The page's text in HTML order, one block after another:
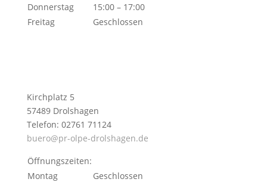
Donnerstag
15:00 – 17:00
Freitag
Geschlossen
Kirchplatz 5
57489 Drolshagen
Telefon: 02761 71124
buero@pr-olpe-drolshagen.de
Öffnungszeiten:
Montag
Geschlossen